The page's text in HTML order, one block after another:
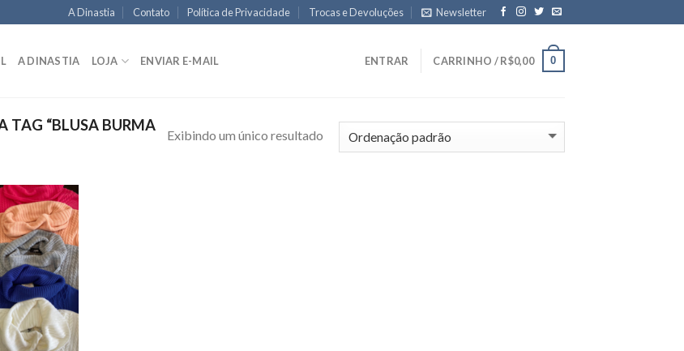
A Dinastia Contato Política de Privacidade Trocas e Devoluções Newsletter
A DINASTIA LOJA ENVIAR E-MAIL ENTRAR CARRINHO /R$0,00 0
TAG “BLUSA BURMA
Exibindo um único resultado